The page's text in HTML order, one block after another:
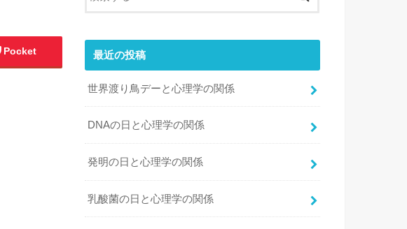
Pocket 最近の投稿
世界渡り鳥デーと心理学の関係
DNAの日と心理学の関係
発明の日と心理学の関係
乳酸菌の日と心理学の関係